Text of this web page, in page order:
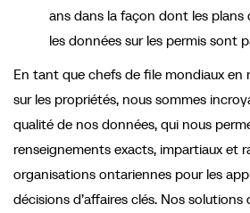
ans dans la façon dont les
les données sur les permis sont
En tant que chefs de file mondiaux en
sur les propriétés, nous sommes
qualité de nos données, qui nous
renseignements exacts, impartiaux et
organisations ontariennes pour les
décisions d’affaires clés. Nos solutions